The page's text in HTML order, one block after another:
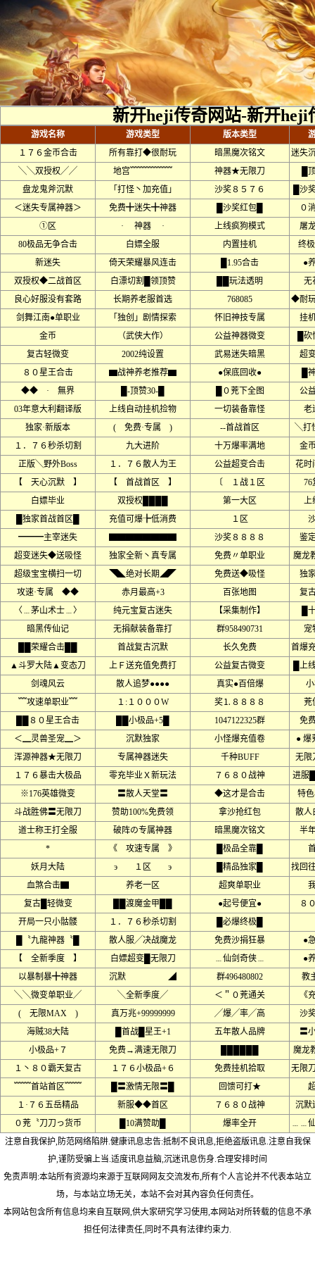
新开heji传奇网站-新开heji
游戏名称 游戏类型 版本类型
１７６金币合击
所有靠打◆很耐玩 暗黑魔次铭文
迷失
╲╲双授权╱╱
地宫﹌﹌﹌﹌﹌ 神器★无限刀
█
盘龙鬼斧沉默
「打怪丶加充值」 沙奖８５７６
█沙
＜迷失专属神器＞
免费╋迷失╋神器 █沙奖红包█
０
①区
· 神器 · 上线疯狗模式
屠
80极品无争合击
白嫖全服 内置挂机
终
新迷失
倚天荣耀暴风连击 █1.95合击
●
双授权◆二战首区
白漂切割█领顶赞 ██玩法透明
无
良心好服没有套路
长期养老服首选 768085
◆耐
剑舞江南●单职业
「独创」剧情探索 怀旧神技专属
挂
金币
（武侠大作） 公益神器微变
█
复古轻微变
2002纯设置 武易迷失暗黑
超
８０星王合击
▆战神养老推荐▆ ●保底回收●
█
◆◆ · 無界
█-顶赞30-█ █０茺下全图
公
03年意大利翻译版
上线自动挂机捡物 一切装备靠怪
老
独家·新版本
( 免费·专属 ) --首战首区
╲打
１．７６秒杀切割
九大进阶 十万爆率满地
金
正版╲野外Boss
１．７６散人为王 公益超变合击
花
【 天心沉默 】
【 首战首区 】 〔 １战１区
76
白嫖毕业
双授权████ 第一大区
上
█独家首战首区█
充值可爆╊低消费 １区
━━━主宰迷失
沙奖８８８８
鉴
超变迷失◆送吸怪
独家全新丶真专属 免费〃单职业
魔龙
超级宝宝横扫一切
◥◣绝对长期◢◤ 免费送◆吸怪
独
攻速·专属 ◆◆
赤月最高+3 百张地图
复
〈﹍茅山术士﹍〉
纯元宝复古迷失 【采集制作】
█
暗黑传仙记
无捐献装备靠打 群958490731
██荣耀合击██
首战复古沉默 长久免费
首爆
▲斗罗大陆▲变态刀
上Ｆ送充值免费打 公益复古微变
█上
剑魂风云
散人追梦●●●● 真实●百倍爆
﹌攻速单职业﹌
１:１０００W 奖⒈８８８８
茺
██８０星王合击
██小极品+5█ 1047122325群
免
＜▁灵兽圣宠▁＞
沉默独家 小怪爆充值卷
● 爆
浑源神器★无限刀
专属神器迷失 千种BUFF
无限
１７６暴击大极品
零充毕业Ｘ新玩法 ７６８０战神
进服
※176英雄微变
〓散人天堂〓 ◆这才是合击
特
斗战胜佛〓无限刀
赞助100%免费领 拿沙抢红包
散人
道士称王打全服
破阵の专属神器 暗黑魔次铭文
半
*
《 攻速专属 》 █极品全靠█
妖月大陆
э １区 э █精品独家█
找回
血煞合击▇
养老一区 超爽单职业
复古█轻微变
██渡魔金甲██ ●起号便宜●
８
开局一只小骷髅
１．７６秒杀切割
█必爆终极█
█〝九龍神器〝█
散人服╱决战魔龙 免费沙捐狂暴
●
【 全新季度 】
白嫖超变█无限刀 ﹍仙剑奇侠﹍
●
以暴制暴╋神器
沉默 ◢ 群496480802
教
╲╲微变单职业╱
╲全新季度╱ ＜＂０茺通关
《
( 无限MAX )
真万兆+99999999 ╱爆╱率╱高
沙
海贼38大陆
█首战█星王+1 五年散人品牌
〓
小极品+７
免费→满速无限刀
魔龙
１丶８０霸天复古
１７６小极品+６ 免费挂机拾取
无限
﹌﹌首站首区﹌﹌
█〓激情无限〓█ 回馈可打★
１·７６五岳精品
新服◆◆首区 ７６８０战神
沉默
０茺〝刀刀っ货币
█10满赞助█ 爆率全开
﹍﹍
注意自我保护,防范网络陷阱.健康讯息忠告:抵制不良讯息,拒绝盗版讯息.注意自我保
护,谨防受骗上当.适度讯息益脑,沉迷讯息伤身.合理安排时间
免责声明:本站所有资源均来源于互联网网友交流发布,所有个人言论并不代表本站立
场，与本站立场无关，本站不会对其內容负任何责任。
本网站包含所有信息均来自互联网,供大家研究学习使用,本网站对所转载的信息不承
担任何法律责任,同时不具有法律约束力.